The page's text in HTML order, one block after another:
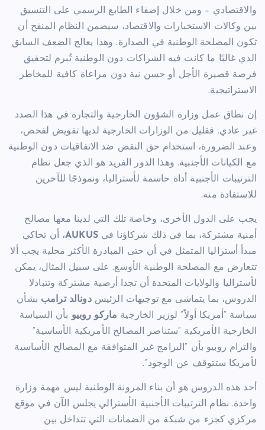
والاقتصادي – ومن خلال إضفاء الطابع الرسمي على التنسيق
بين وكالات الاستخبارات والاقتصاد، سيضمن النظام المنقح أن
تكون المصلحة الوطنية في الصدارة. وهذا يعالج الضعف السابق
الذي غالبًا ما كانت فيه الشراكات دون الوطنية تُبرم لتحقيق
فرصة قصيرة الأجل أو حسن نية دون مراعاة كافية للمخاطر
الاستراتيجية.
إن نطاق عمل وزارة الشؤون الخارجية والتجارة في هذا الصدد
غير عادي. فقليل من الوزارات الخارجية لديها تفويض لفحص،
وعند الضرورة، استخدام حق النقض ضد الاتفاقيات دون الوطنية
مع الكيانات الأجنبية. وهذا الدور الفريد هو الذي جعل نظام
الترتيبات الأجنبية أداة حاسمة لأستراليا، ونموذجًا للآخرين
للاستفادة منه.
يجب على الدول الأخرى، وخاصة تلك التي لدينا معها مصالح
أمنية مشتركة، بما في ذلك شركاؤنا فيAUKUS، أن تحاكي
مبدأ أستراليا المتمثل في أن حتى المبادرة الأكثر محلية يجب ألا
تتعارض مع المصلحة الوطنية الأوسع. على سبيل المثال، يمكن
لأستراليا والولايات المتحدة أن تجدا أرضية مشتركة وتتبادلا
الدروس، بما يتماشى مع توجيهات الرئيسدونالد ترامب بشأن
سياسة “أمريكا أولاً” لوزير الخارجية ماركو روبيو بأن السياسة
الخارجية الأمريكية “ستناصر المصالح الأمريكية الأساسية”
والتزام روبيو بأن “البرامج غير المتوافقة مع المصالح الأساسية
لأمريكا ستتوقف عن الوجود”.
أحد هذه الدروس هو أن بناء المرونة الوطنية ليس مهمة وزارة
واحدة. نظام الترتيبات الأجنبية الأسترالي يجلس الآن في موقع
مركزي كجزء من شبكة من الضمانات التي تتداخل بين